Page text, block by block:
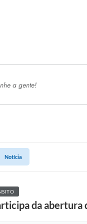
a gente!
Notícia
da abertura